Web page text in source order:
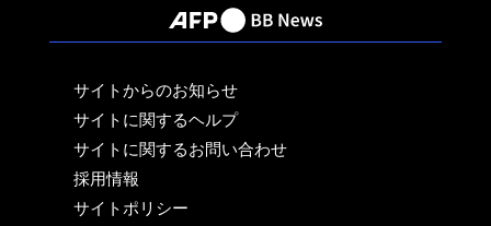
サイトからのお知らせ
サイトに関するヘルプ
サイトに関するお問い合わせ
採用情報
サイトポリシー